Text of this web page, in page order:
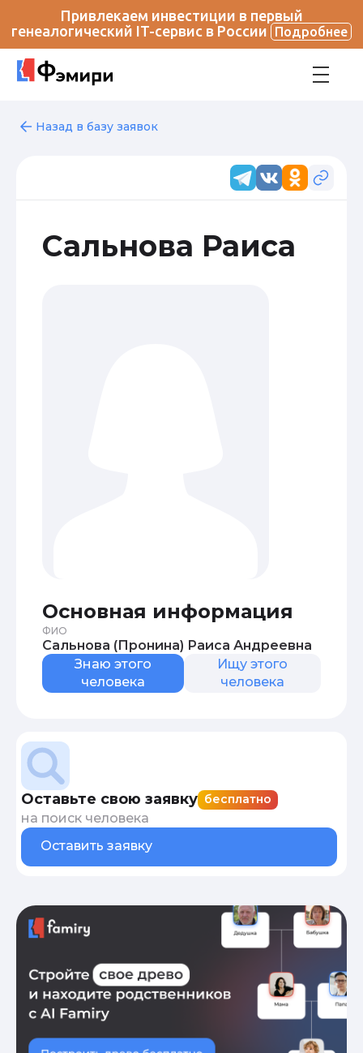
Привлекаем инвестиции в первый
генеалогический IT-сервис в России
Подробнее
Назад в базу заявок
Сальнова Раиса
Основная информация
ФИО
Сальнова (Пронина) Раиса Андреевна
Знаю этого
человека
Ищу этого
человека
Оставьте свою заявку бесплатно
на поиск человека
Оставить заявку